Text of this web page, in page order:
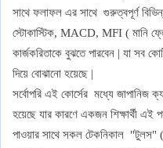
সাথে ফলাফল এর সাথে গুরুত্বপূর্ণ
স্টোকাস্টিক, MACD, MFI ( মানি ফ্লো
কার্জকরিতাকে বুঝতে পারবেন | যা সব
দিয়ে বোঝানো হয়েছে |
সর্বোপরি এই কোর্সের মধ্যে জাপানিজ
হয়েছে যার কারণে একজন শিক্ষার্থী এই
পাওয়ার সাথে সকল টেকনিকাল "টুলস"